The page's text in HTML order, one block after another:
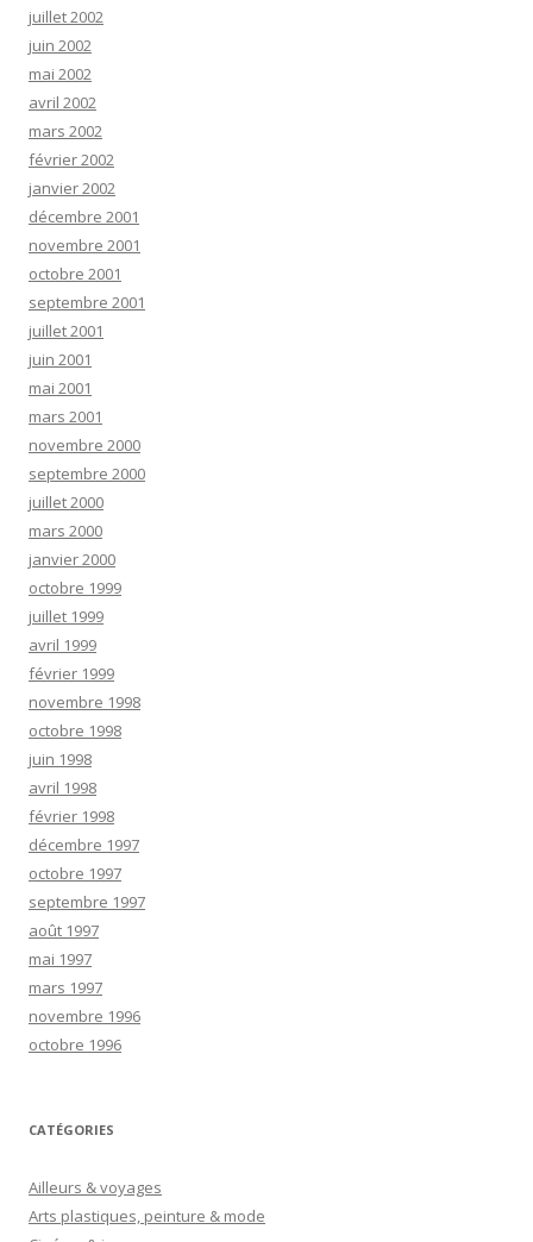
juillet 2002
juin 2002
mai 2002
avril 2002
mars 2002
février 2002
janvier 2002
décembre 2001
novembre 2001
octobre 2001
septembre 2001
juillet 2001
juin 2001
mai 2001
mars 2001
novembre 2000
septembre 2000
juillet 2000
mars 2000
janvier 2000
octobre 1999
juillet 1999
avril 1999
février 1999
novembre 1998
octobre 1998
juin 1998
avril 1998
février 1998
décembre 1997
octobre 1997
septembre 1997
août 1997
mai 1997
mars 1997
novembre 1996
octobre 1996
CATÉGORIES
Ailleurs & voyages
Arts plastiques, peinture & mode